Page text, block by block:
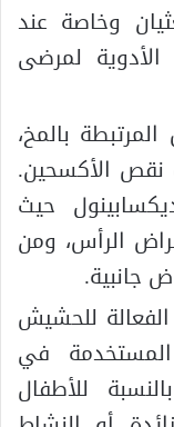
وخاصة عند
لمرضى
بالمخ،
نقص الأكسحين.
حيث
الرأس، ومن
جانبية.
للحشيش
في
للأطفال